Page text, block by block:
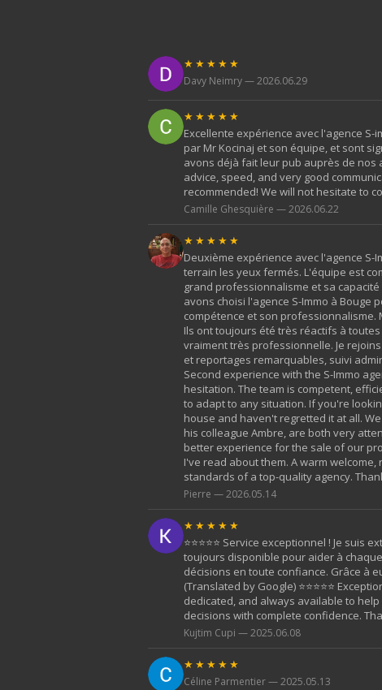
★★★★★
Davy Neimry — 2026.06.29
★★★★★
Excellente expérience avec l'agence
par Mr Kocinaj et son équipe, et sont
avons déjà fait leur pub auprès de nos
advice, speed, and very good
recommended! We will not hesitate to
Camille Ghesquière — 2026.06.22
★★★★★
Deuxième expérience avec l'agence
terrain les yeux fermés. L'équipe est
grand professionnalisme et sa capacité
avons choisi l'agence S-Immo à
compétence et son professionnalisme.
Ils ont toujours été très réactifs à
vraiment très professionnelle. Je
et reportages remarquables, suivi
Second experience with the S-Immo
hesitation. The team is competent,
to adapt to any situation. If you're
house and haven't regretted it at all.
his colleague Ambre, are both very
better experience for the sale of our
I've read about them. A warm
standards of a top-quality agency.
Pierre — 2026.05.14
★★★★★
⭐️⭐️⭐️⭐️⭐️ Service exceptionnel ! Je
toujours disponible pour aider à
décisions en toute confiance. Grâce à
(Translated by Google) ⭐️⭐️⭐️⭐️⭐️
dedicated, and always available to
decisions with complete confidence.
Kujtim Cupi — 2025.06.08
★★★★★
Céline Parmentier — 2025.05.13